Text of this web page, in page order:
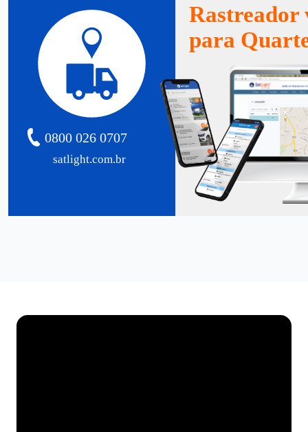
satlight.com.br
0800 026 0707
Rastreador
para